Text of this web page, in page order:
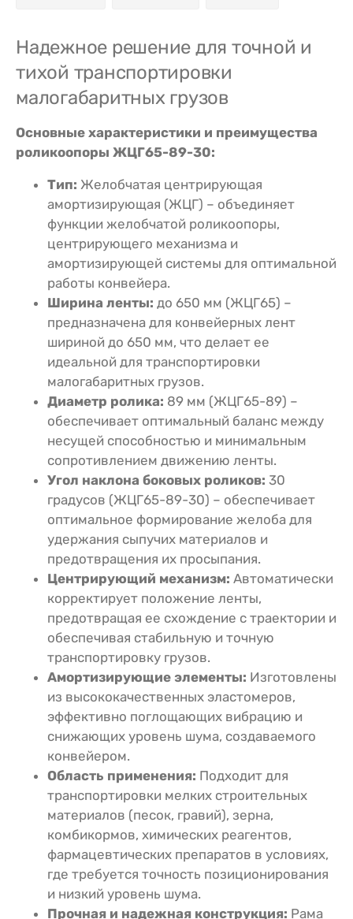
Надежное решение для точной и
тихой транспортировки
малогабаритных грузов
Основные характеристики и преимущества
роликоопоры ЖЦГ65-89-30:
Тип: Желобчатая центрирующая
амортизирующая (ЖЦГ) – объединяет
функции желобчатой роликоопоры,
центрирующего механизма и
амортизирующей системы для оптимальной
работы конвейера.
Ширина ленты: до 650 мм (ЖЦГ65) –
предназначена для конвейерных лент
шириной до 650 мм, что делает ее
идеальной для транспортировки
малогабаритных грузов.
Диаметр ролика: 89 мм (ЖЦГ65-89) –
обеспечивает оптимальный баланс между
несущей способностью и минимальным
сопротивлением движению ленты.
Угол наклона боковых роликов: 30
градусов (ЖЦГ65-89-30) – обеспечивает
оптимальное формирование желоба для
удержания сыпучих материалов и
предотвращения их просыпания.
Центрирующий механизм: Автоматически
корректирует положение ленты,
предотвращая ее схождение с траектории и
обеспечивая стабильную и точную
транспортировку грузов.
Амортизирующие элементы: Изготовлены
из высококачественных эластомеров,
эффективно поглощающих вибрацию и
снижающих уровень шума, создаваемого
конвейером.
Область применения: Подходит для
транспортировки мелких строительных
материалов (песок, гравий), зерна,
комбикормов, химических реагентов,
фармацевтических препаратов в условиях,
где требуется точность позиционирования
и низкий уровень шума.
Прочная и надежная конструкция: Рама